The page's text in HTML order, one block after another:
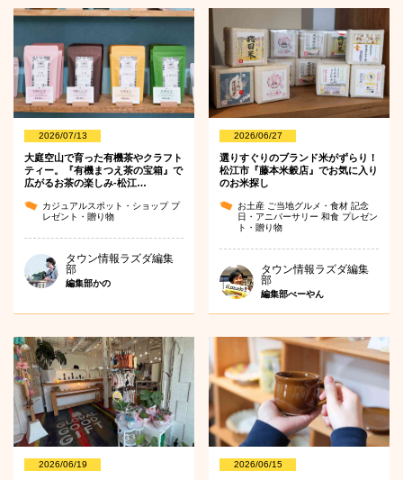
2026/07/13
大庭空山で育った有機茶やクラフト
ティー。『有機まつえ茶の宝箱』で
広がるお茶の楽しみ-松江…
カジュアルスポット・ショップ プ
レゼント・贈り物
タウン情報ラズダ編集
部
編集部かの
2026/06/27
選りすぐりのブランド米がずらり！
松江市『藤本米穀店』でお気に入り
のお米探し
お土産 ご当地グルメ・食材記念
日・アニバーサリー和食 プレゼン
ト・贈り物
タウン情報ラズダ編集
部
編集部べーやん
2026/06/19 2026/06/15